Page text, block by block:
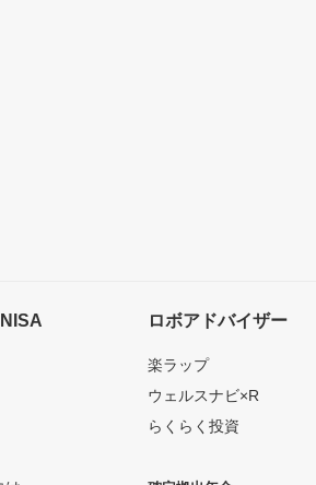
ロボアドバイザー
楽ラップ
ウェルスナビ×R
らくらく投資